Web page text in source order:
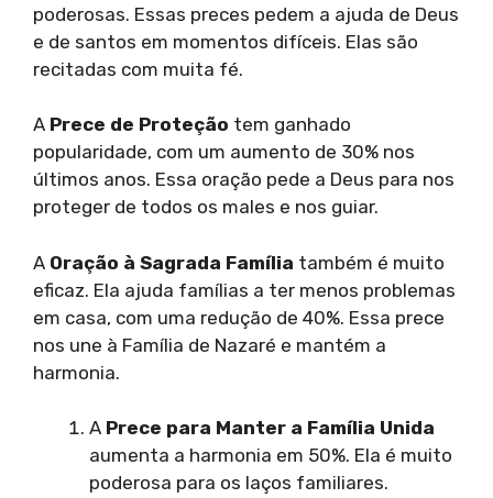
poderosas. Essas preces pedem a ajuda de Deus
e de santos em momentos difíceis. Elas são
recitadas com muita fé.
A Prece de Proteção tem ganhado
popularidade, com um aumento de 30% nos
últimos anos. Essa oração pede a Deus para nos
proteger de todos os males e nos guiar.
A Oração à Sagrada Família também é muito
eficaz. Ela ajuda famílias a ter menos problemas
em casa, com uma redução de 40%. Essa prece
nos une à Família de Nazaré e mantém a
harmonia.
A Prece para Manter a Família Unida
aumenta a harmonia em 50%. Ela é muito
poderosa para os laços familiares.